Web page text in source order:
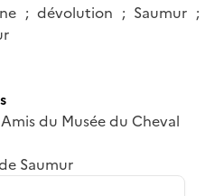
; dévolution ; Saumur ;
du Musée du Cheval
Saumur